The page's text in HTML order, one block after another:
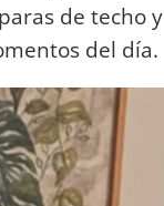
de techo y
del día.